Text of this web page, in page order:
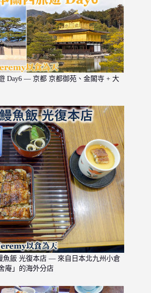
Day6 — 京都 京都御苑、金閣寺 + 大
魚飯 光復本店 — 來自日本北九州小倉
庵」的海外分店